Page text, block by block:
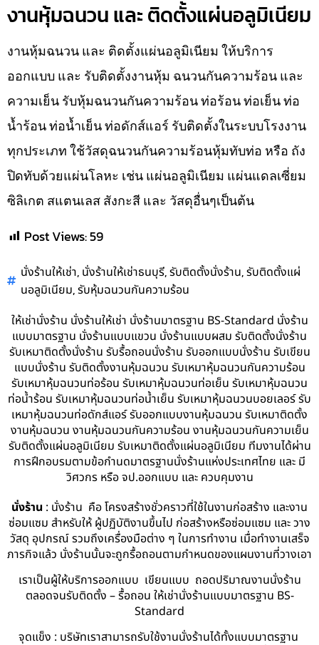
งานหุ้มฉนวน และ ติดตั้งแผ่นอลูมิเนียม
งานหุ้มฉนวน และ ติดตั้งแผ่นอลูมิเนียม ให้บริการ
ออกแบบ และ รับติดตั้งงานหุ้ม ฉนวนกันความร้อน และ
ความเย็น รับหุ้มฉนวนกันความร้อน ท่อร้อน ท่อเย็น ท่อ
น้ำร้อน ท่อน้ำเย็น ท่อดักส์แอร์ รับติดตั้งในระบบโรงงาน
ทุกประเภท ใช้วัสดุฉนวนกันความร้อนหุ้มทับท่อ หรือ ถัง
ปิดทับด้วยแผ่นโลหะ เช่น แผ่นอลูมิเนียม แผ่นแดลเซี่ยม
ซิลิเกต สแตนเลส สังกะสี และ วัสดุอื่นๆเป็นต้น
Post Views:59
นั่งร้านให้เช่า, นั่งร้านให้เช่าธนบุรี,รับติดตั้งนั่งร้าน,รับติดตั้งแผ่
นอลูมิเนียม,รับหุ้มฉนวนกันความร้อน
ให้เช่านั่งร้าน นั่งร้านให้เช่า นั่งร้านมาตรฐาน BS-Standard นั่งร้าน
แบบมาตรฐาน นั่งร้านแบบแขวน นั่งร้านแบบผสม รับติดตั้งนั่งร้าน
รับเหมาติดตั้งนั่งร้าน รับรื้อถอนนั่งร้าน รับออกแบบนั่งร้าน รับเขียน
แบบนั่งร้าน รับติดตั้งงานหุ้มฉนวน รับเหมาหุ้มฉนวนกันความร้อน
รับเหมาหุ้มฉนวนท่อร้อน รับเหมาหุ้มฉนวนท่อเย็น รับเหมาหุ้มฉนวน
ท่อน้ำร้อน รับเหมาหุ้มฉนวนท่อน้ำเย็น รับเหมาหุ้มฉนวนบอยเลอร์ รับ
เหมาหุ้มฉนวนท่อดักส์แอร์ รับออกแบบงานหุ้มฉนวน รับเหมาติดตั้ง
งานหุ้มฉนวน งานหุ้มฉนวนกันความร้อน งานหุ้มฉนวนกันความเย็น
รับติดตั้งแผ่นอลูมิเนียม รับเหมาติดตั้งแผ่นอลูมิเนียม ทีมงานได้ผ่าน
การฝึกอบรมตามข้อกำนดมาตรฐานนั่งร้านแห่งประเทศไทย และ มี
วิศวกร หรือ จป.ออกแบบ และ ควบคุมงาน
นั่งร้าน : นั่งร้าน คือ โครงสร้างชั่วคราวที่ใช้ในงานก่อสร้าง และงาน
ซ่อมแซม สำหรับให้ ผู้ปฏิบัติงานขึ้นไป ก่อสร้างหรือซ่อมแซม และ วาง
วัสดุ อุปกรณ์ รวมถึงเครื่องมือต่าง ๆ ในการทำงาน เมื่อทำงานเสร็จ
ภารกิจแล้ว นั่งร้านนั้นจะถูกรื้อถอนตามกำหนดของแผนงานที่วางเอา
เราเป็นผู้ให้บริการออกแบบ เขียนแบบ ถอดปริมาณงานนั่งร้าน
ตลอดจนรับติดตั้ง – รื้อถอน ให้เช่านั่งร้านแบบมาตรฐาน BS-
Standard
จุดแข็ง : บริษัทเราสามารถรับใช้งานนั่งร้านได้ทั้งแบบมาตรฐาน